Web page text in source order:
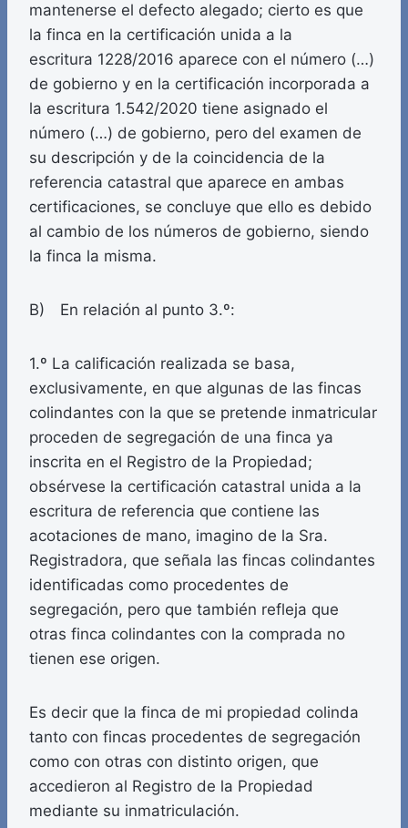
mantenerse el defecto alegado; cierto es que
la finca en la certificación unida a la
escritura 1228/2016 aparece con el número (…)
de gobierno y en la certificación incorporada a
la escritura 1.542/2020 tiene asignado el
número (…) de gobierno, pero del examen de
su descripción y de la coincidencia de la
referencia catastral que aparece en ambas
certificaciones, se concluye que ello es debido
al cambio de los números de gobierno, siendo
la finca la misma.
B) En relación al punto 3.º:
1.º La calificación realizada se basa,
exclusivamente, en que algunas de las fincas
colindantes con la que se pretende inmatricular
proceden de segregación de una finca ya
inscrita en el Registro de la Propiedad;
obsérvese la certificación catastral unida a la
escritura de referencia que contiene las
acotaciones de mano, imagino de la Sra.
Registradora, que señala las fincas colindantes
identificadas como procedentes de
segregación, pero que también refleja que
otras finca colindantes con la comprada no
tienen ese origen.
Es decir que la finca de mi propiedad colinda
tanto con fincas procedentes de segregación
como con otras con distinto origen, que
accedieron al Registro de la Propiedad
mediante su inmatriculación.